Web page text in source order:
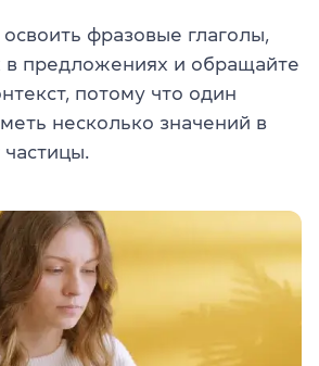
фразовые глаголы,
в предложениях и обращайте
потому что один
несколько значений в
частицы.